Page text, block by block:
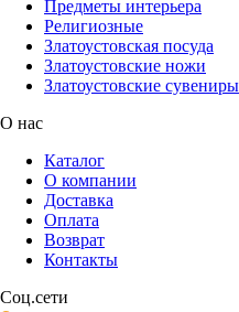
Предметы интерьера
Религиозные
Златоустовская посуда
Златоустовские ножи
Златоустовские сувениры
О нас
Каталог
О компании
Доставка
Оплата
Возврат
Контакты
Соц.сети